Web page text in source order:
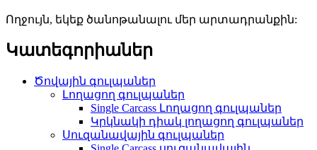
Ողջույն, եկեք ծանոթանալու մեր արտադրանքին:
Կատեգորիաներ
Ծովային գուլպաներ
Լողացող գուլպաներ
Single Carcass Լողացող գուլպաներ
Կրկնակի դիակ լողացող գուլպաներ
Սուզանավային գուլպաներ